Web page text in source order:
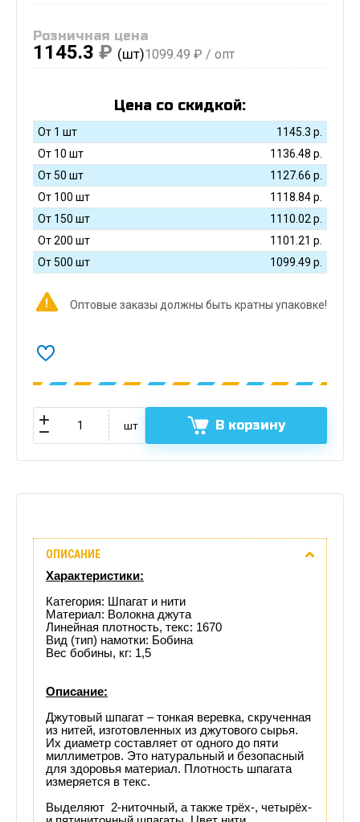
Розничная цена
1145.3 ₽ (шт)1099.49 ₽ / опт
Цена со скидкой:
От 1 шт 1145.3 р.
От 10 шт
1136.48 р.
От 50 шт
1127.66 р.
От 100 шт
1118.84р.
От 150 шт
1110.02 р.
От 200 шт
1101.21 р.
От 500 шт
1099.49 р.
Оптовые заказы должны быть кратны упаковке!
шт В корзину
(0)
Доставка
этого
товара
ОПИСАНИЕ
Характеристики:
Категория: Шпагат и нити
Материал: Волокна джута
Линейная плотность, текс: 1670
Вид (тип) намотки: Бобина
Вес бобины, кг: 1,5
Описание:
Джутовый шпагат – тонкая веревка, скрученная
из нитей, изготовленных из джутового сырья.
Их диаметр составляет от одного до пяти
миллиметров. Это натуральный и безопасный
для здоровья материал. Плотность шпагата
измеряется в текс.
Выделяют 2-ниточный, а также трёх-, четырёх-